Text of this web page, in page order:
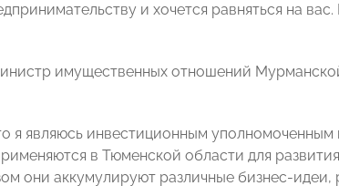
и хочется равняться на
имущественных отношений
я являюсь инвестиционным
в Тюменской области для
они аккумулируют различные бизнес-